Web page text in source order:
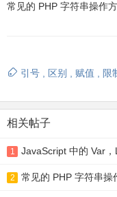
常见的 PHP 字符串操作
引号 区别 赋值 限
相关帖子
1 JavaScript 中的 Var
2 常见的 PHP 字符串操